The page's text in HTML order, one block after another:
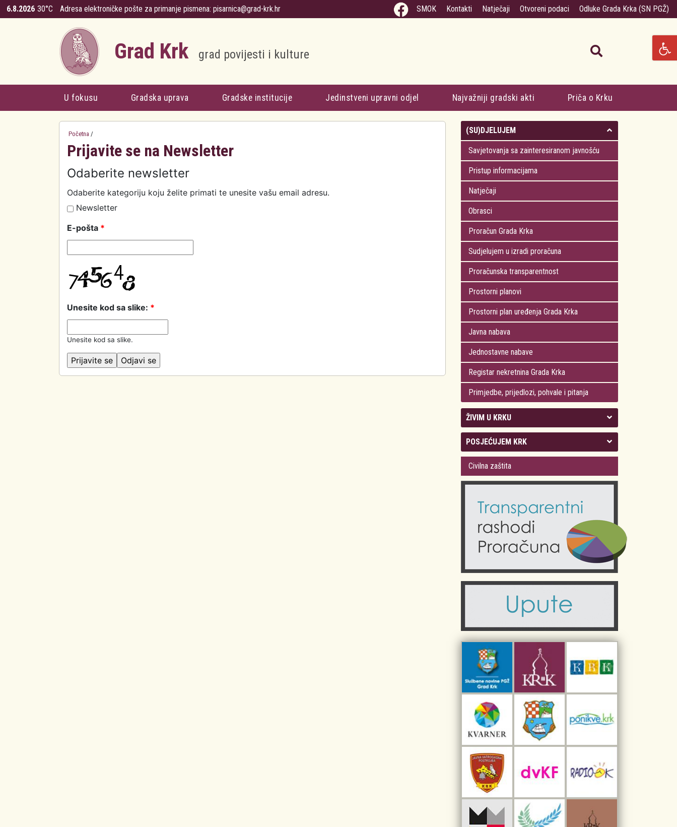
Skoči na glavni sadržaj
6.8.2026 30°C Adresa elektroničke pošte za primanje pismena: pisarnica@grad-krk.hr SMOK Kontakti Natječaji Otvoreni podaci Odluke Grada Krka (SN PGŽ)
Grad Krk grad povijesti i kulture
U fokusu Gradska uprava Gradske institucije Jedinstveni upravni odjel Najvažniji gradski akti Priča o Krku
Početna /
Prijavite se na Newsletter
Odaberite newsletter
Odaberite kategoriju koju želite primati te unesite vašu email adresu.
Newsletter
E-pošta *
Unesite kod sa slike: *
Unesite kod sa slike.
(SU)DJELUJEM
Savjetovanja sa zainteresiranom javnošću
Pristup informacijama
Natječaji
Obrasci
Proračun Grada Krka
Sudjelujem u izradi proračuna
Proračunska transparentnost
Prostorni planovi
Prostorni plan uređenja Grada Krka
Javna nabava
Jednostavne nabave
Registar nekretnina Grada Krka
Primjedbe, prijedlozi, pohvale i pitanja
ŽIVIM U KRKU
Kolegij gradonačelnika
Gradsko vijeće
Odluke Grada Krka (Službene novine PGŽ)
Obrazovanje
Komunalne usluge
Civilni sektor (arhiva udruga)
Sport i rekreacija
POSJEĆUJEM KRK
Plan Grada Krka
Krk 360° VR panorama
Krk uživo
Fotogalerije
Kalendar događanja
Turistička zajednica otoka Krka
Kulturno-turistička ruta Putovima Frankopana
Dar iz Krka
Interpretacijski centar pomorske baštine
Civilna zaštita